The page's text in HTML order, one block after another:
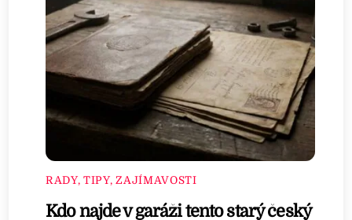
RADY, TIPY, ZAJÍMAVOSTI
Kdo najde v garáži tento starý český